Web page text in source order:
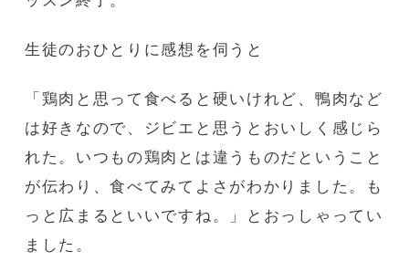
生徒のおひとりに感想を伺うと
「鶏肉と思って食べると硬いけれど、鴨肉など
は好きなので、ジビエと思うとおいしく感じら
れた。いつもの鶏肉とは違うものだということ
が伝わり、食べてみてよさがわかりました。も
っと広まるといいですね。」とおっしゃってい
ました。